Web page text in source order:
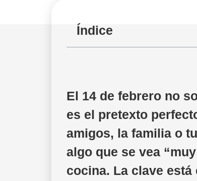
Índice
El 14 de febrero no
es el pretexto
amigos, la familia o
algo que se vea
cocina. La clave